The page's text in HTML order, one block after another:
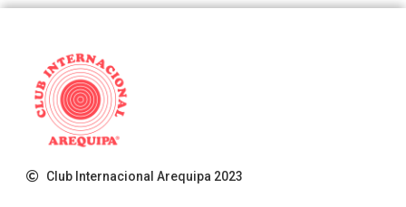
Club Internacional Arequipa 2023